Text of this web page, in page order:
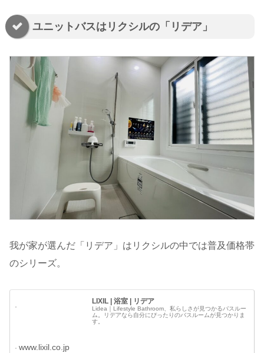
ユニットバスはリクシルの「リデア」
我が家が選んだ「リデア」はリクシルの中では普及価格帯
のシリーズ。
LIXIL | 浴室 | リデア
Lidea｜Lifestyle Bathroom、私らしさが見つかるバスルー
ム。リデアなら自分にぴったりのバスルームが見つかりま
す。
www.lixil.co.jp